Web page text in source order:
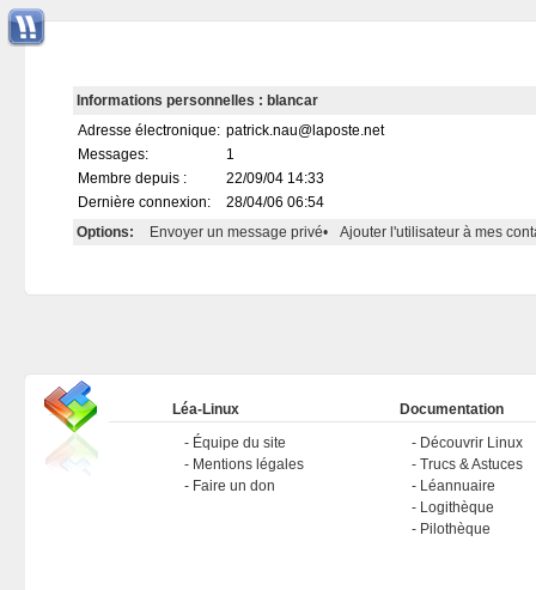
Informations personnelles : blancar
Adresse électronique: patrick.nau@laposte.net
Messages:
1
Membre depuis :
22/09/04 14:33
Dernière connexion:
28/04/06 06:54
Options:
Envoyer un message privé• Ajouter l'utilisateur à mes
Léa-Linux
Équipe du site
Mentions légales
Faire un don
Documentation
Découvrir Linux
Trucs & Astuces
Léannuaire
Logithèque
Pilothèque